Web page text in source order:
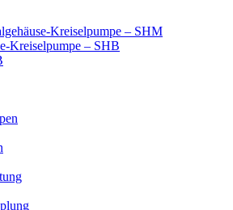
Kreiselpumpe – SHM
Kreiselpumpe – SHB